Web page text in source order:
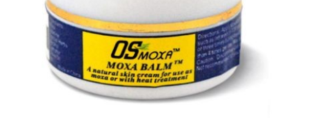
Cromoterapia
Fisioterapia
y masaje